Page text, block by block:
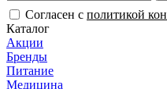
Согласен с политикой
Каталог
Акции
Бренды
Питание
Медицина